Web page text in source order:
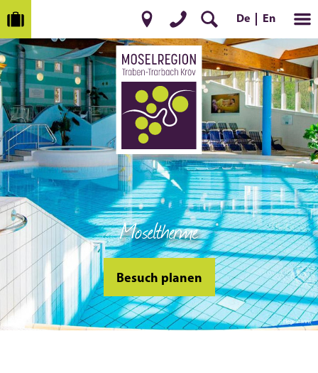
De En
© Hegemanns
Moseltherme
Besuch planen